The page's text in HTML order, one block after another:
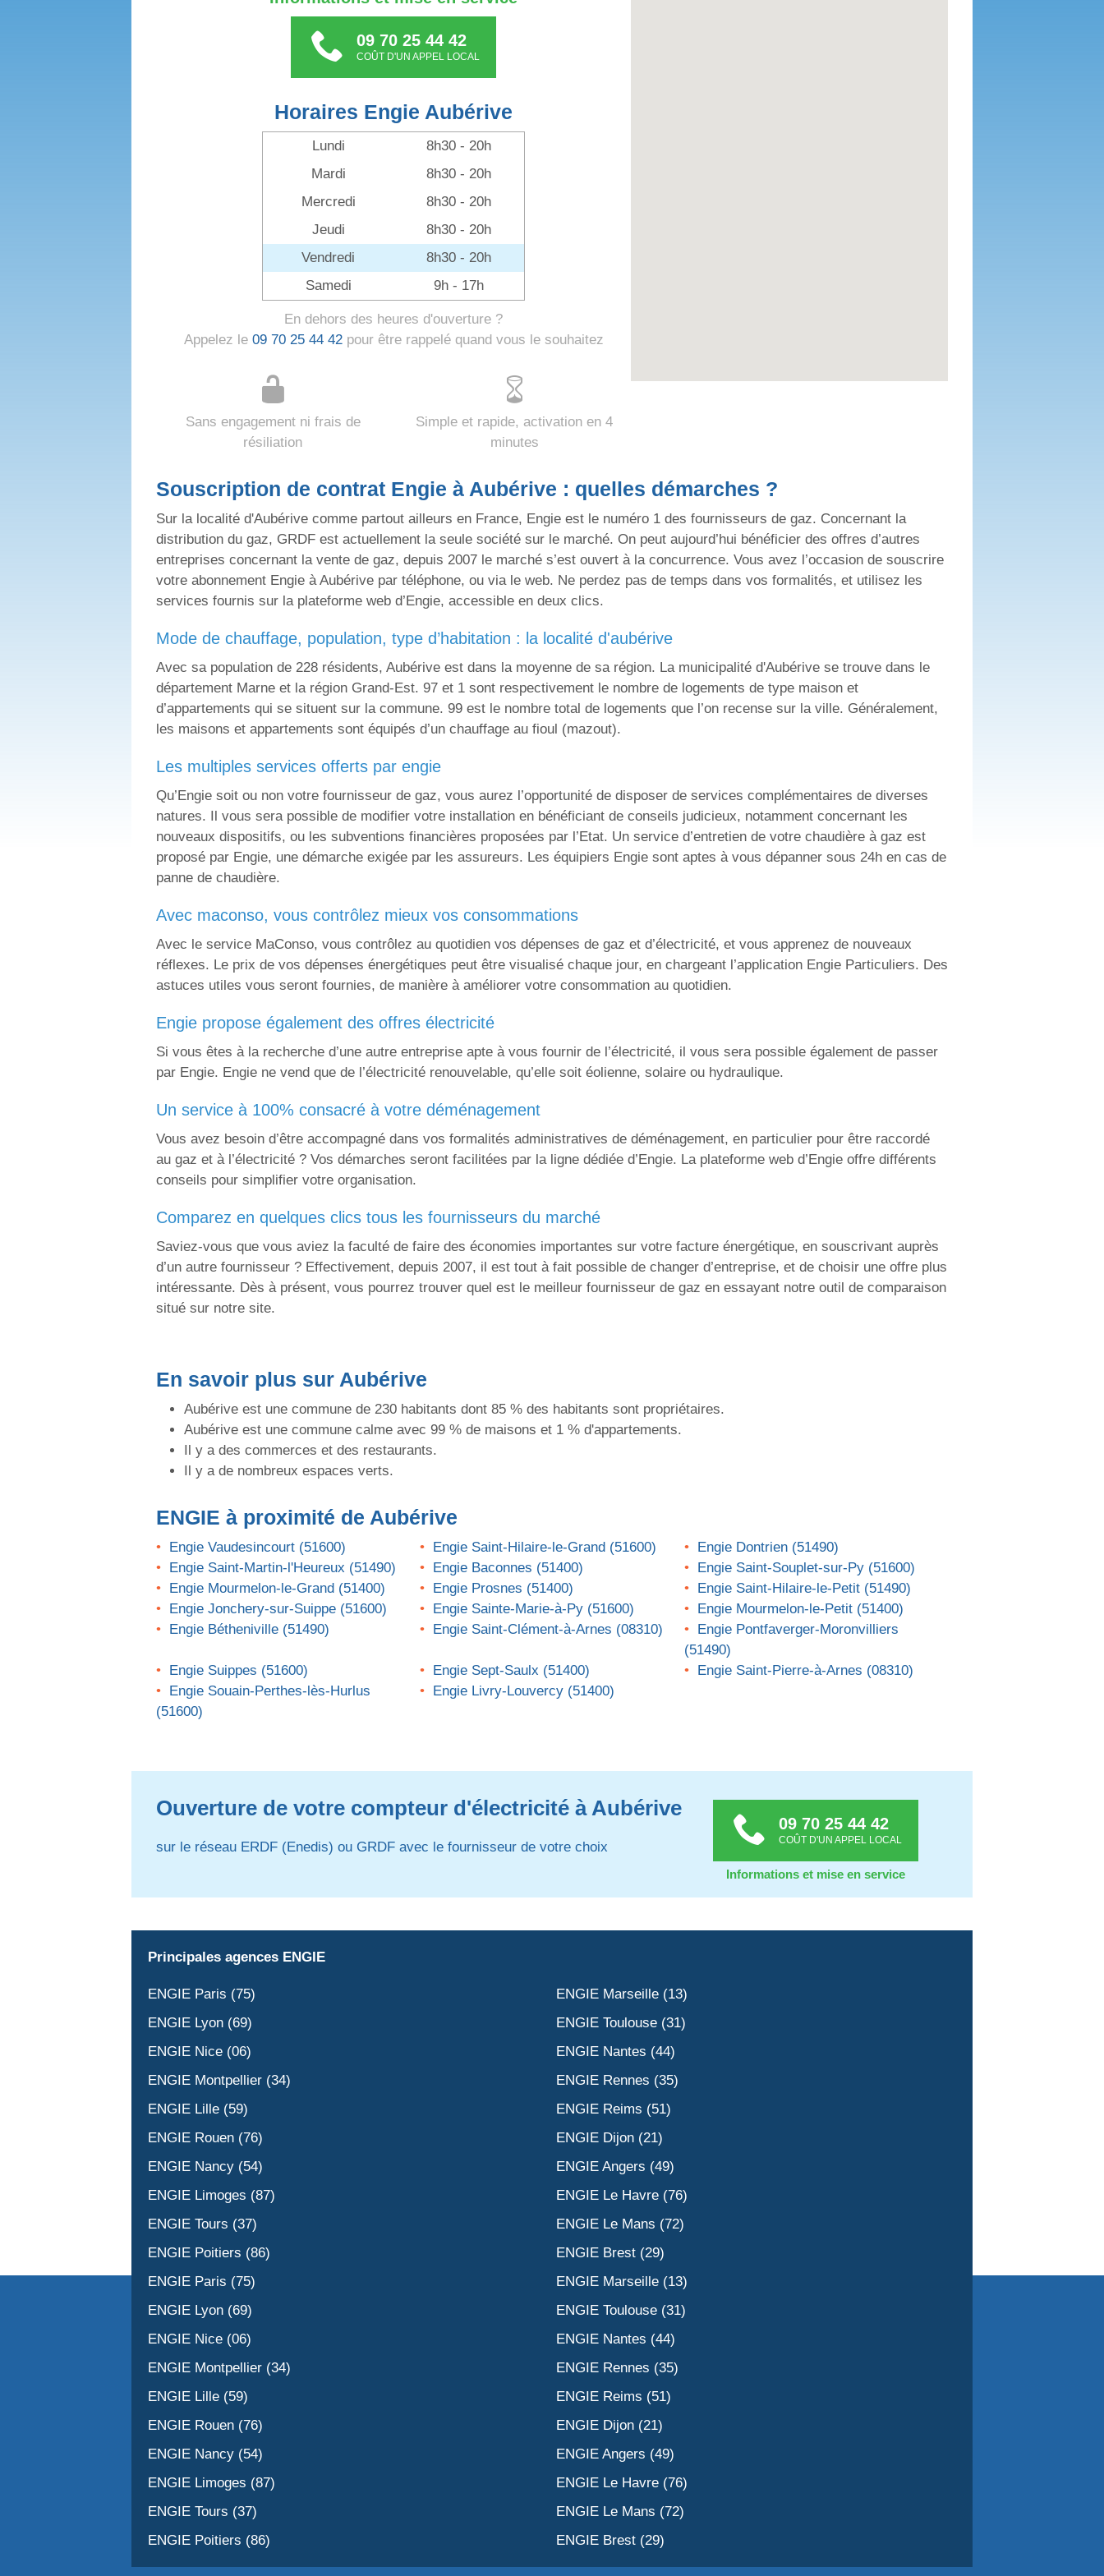
09 70 25 44 42
COÛT D'UN APPEL LOCAL
Horaires Engie Aubérive
Lundi
8h30 - 20h
Mardi
8h30 - 20h
Mercredi
8h30 - 20h
Jeudi
8h30 - 20h
Vendredi
8h30 - 20h
Samedi
9h - 17h
En dehors des heures d'ouverture ?
Appelez le 09 70 25 44 42pour être rappelé quand vous le souhaitez
Sans engagement ni frais de
résiliation
Simple et rapide, activation en 4
minutes
Souscription de contrat Engie à Aubérive : quelles démarches ?
Sur la localité d'Aubérive comme partout ailleurs en France, Engie est le numéro 1 des fournisseurs de gaz. Concernant la
distribution du gaz, GRDF est actuellement la seule société sur le marché. On peut aujourd’hui bénéficier des offres d’autres
entreprises concernant la vente de gaz, depuis 2007 le marché s’est ouvert à la concurrence. Vous avez l’occasion de souscrire
votre abonnement Engie à Aubérive par téléphone, ou via le web. Ne perdez pas de temps dans vos formalités, et utilisez les
services fournis sur la plateforme web d’Engie, accessible en deux clics.
mode de chauffage, population, type d’habitation : la localité d'aubérive
Avec sa population de 228 résidents, Aubérive est dans la moyenne de sa région. La municipalité d'Aubérive se trouve dans le
département Marne et la région Grand-Est. 97 et 1 sont respectivement le nombre de logements de type maison et
d’appartements qui se situent sur la commune. 99 est le nombre total de logements que l’on recense sur la ville. Généralement,
les maisons et appartements sont équipés d’un chauffage au fioul (mazout).
les multiples services offerts par engie
Qu’Engie soit ou non votre fournisseur de gaz, vous aurez l’opportunité de disposer de services complémentaires de diverses
natures. Il vous sera possible de modifier votre installation en bénéficiant de conseils judicieux, notamment concernant les
nouveaux dispositifs, ou les subventions financières proposées par l’Etat. Un service d’entretien de votre chaudière à gaz est
proposé par Engie, une démarche exigée par les assureurs. Les équipiers Engie sont aptes à vous dépanner sous 24h en cas de
panne de chaudière.
avec maconso, vous contrôlez mieux vos consommations
Avec le service MaConso, vous contrôlez au quotidien vos dépenses de gaz et d’électricité, et vous apprenez de nouveaux
réflexes. Le prix de vos dépenses énergétiques peut être visualisé chaque jour, en chargeant l’application Engie Particuliers. Des
astuces utiles vous seront fournies, de manière à améliorer votre consommation au quotidien.
engie propose également des offres électricité
Si vous êtes à la recherche d’une autre entreprise apte à vous fournir de l’électricité, il vous sera possible également de passer
par Engie. Engie ne vend que de l’électricité renouvelable, qu’elle soit éolienne, solaire ou hydraulique.
un service à 100% consacré à votre déménagement
Vous avez besoin d’être accompagné dans vos formalités administratives de déménagement, en particulier pour être raccordé
au gaz et à l’électricité ? Vos démarches seront facilitées par la ligne dédiée d’Engie. La plateforme web d’Engie offre différents
conseils pour simplifier votre organisation.
comparez en quelques clics tous les fournisseurs du marché
Saviez-vous que vous aviez la faculté de faire des économies importantes sur votre facture énergétique, en souscrivant auprès
d’un autre fournisseur ? Effectivement, depuis 2007, il est tout à fait possible de changer d’entreprise, et de choisir une offre plus
intéressante. Dès à présent, vous pourrez trouver quel est le meilleur fournisseur de gaz en essayant notre outil de comparaison
situé sur notre site.
En savoir plus sur Aubérive
Aubérive est une commune de 230 habitants dont 85 % des habitants sont propriétaires.
Aubérive est une commune calme avec 99 % de maisons et 1 % d'appartements.
Il y a des commerces et des restaurants.
Il y a de nombreux espaces verts.
ENGIE à proximité de Aubérive
Engie Vaudesincourt (51600) Engie Saint-Hilaire-le-Grand (51600)
Engie Dontrien (51490)
Engie Saint-Martin-l'Heureux (51490)
Engie Baconnes (51400)
Engie Saint-Souplet-sur-Py (51600)
Engie Mourmelon-le-Grand (51400)
Engie Prosnes (51400)
Engie Saint-Hilaire-le-Petit (51490)
Engie Jonchery-sur-Suippe (51600)
Engie Sainte-Marie-à-Py (51600)
Engie Mourmelon-le-Petit (51400)
Engie Bétheniville (51490)
Engie Saint-Clément-à-Arnes (08310)
Engie Pontfaverger-Moronvilliers
(51490)
Engie Suippes (51600)
Engie Sept-Saulx (51400)
Engie Saint-Pierre-à-Arnes (08310)
Engie Souain-Perthes-lès-Hurlus
(51600)
Engie Livry-Louvercy (51400)
Ouverture de votre compteur d'électricité à Aubérive
sur le réseau ERDF (Enedis) ou GRDF avec le fournisseur de votre choix
09 70 25 44 42
COÛT D'UN APPEL LOCAL
Informations et mise en service
Principales agences ENGIE
ENGIE Paris (75)
ENGIE Marseille (13)
ENGIE Lyon (69)
ENGIE Toulouse (31)
ENGIE Nice (06)
ENGIE Nantes (44)
ENGIE Montpellier (34)
ENGIE Rennes (35)
ENGIE Lille (59)
ENGIE Reims (51)
ENGIE Rouen (76)
ENGIE Dijon (21)
ENGIE Nancy (54)
ENGIE Angers (49)
ENGIE Limoges (87)
ENGIE Le Havre (76)
ENGIE Tours (37)
ENGIE Le Mans (72)
ENGIE Poitiers (86)
ENGIE Brest (29)
ENGIE Paris (75)
ENGIE Marseille (13)
ENGIE Lyon (69)
ENGIE Toulouse (31)
ENGIE Nice (06)
ENGIE Nantes (44)
ENGIE Montpellier (34)
ENGIE Rennes (35)
ENGIE Lille (59)
ENGIE Reims (51)
ENGIE Rouen (76)
ENGIE Dijon (21)
ENGIE Nancy (54)
ENGIE Angers (49)
ENGIE Limoges (87)
ENGIE Le Havre (76)
ENGIE Tours (37)
ENGIE Le Mans (72)
ENGIE Poitiers (86)
ENGIE Brest (29)